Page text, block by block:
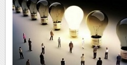
فناوری
گوناگون
حوادث
روانشناسی
آشپزی
دانلود